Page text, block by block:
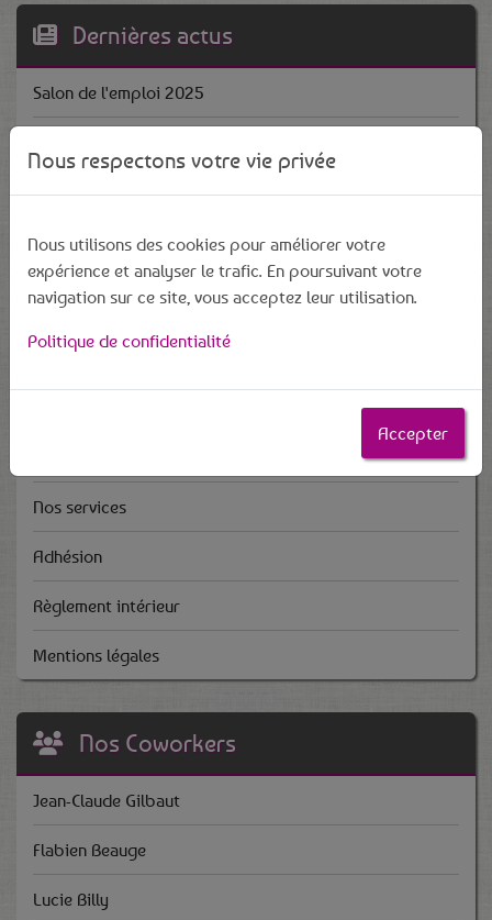
Dernières actus
Salon de l'emploi 2025
Nouveautés 2025
Le Dormans Coworking reconnu Tiers-Lieu
03 Octobre - Visio conférence Création d'entreprise et
allocation chômage
Association
Nos services
Adhésion
Règlement intérieur
Mentions légales
Nos Coworkers
Jean-Claude Gilbaut
Flabien Beauge
Lucie Billy
Nous respectons votre vie privée
Nous utilisons des cookies pour améliorer votre
expérience et analyser le trafic. En poursuivant votre
navigation sur ce site, vous acceptez leur utilisation.
Politique de confidentialité
Accepter